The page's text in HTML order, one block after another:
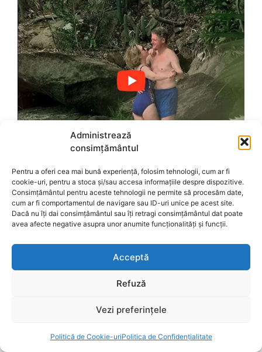
Administrează
consimțământul
Pentru a oferi cea mai bună experiență, folosim tehnologii, cum ar fi
cookie-uri, pentru a stoca și/sau accesa informațiile despre dispozitive.
Consimțământul pentru aceste tehnologii ne permite să procesăm date,
cum ar fi comportamentul de navigare sau ID-uri unice pe acest site.
Dacă nu îți dai consimțământul sau îți retragi consimțământul dat poate
avea afecte negative asupra unor anumite funcționalități și funcții.
Acceptă
Refuză
Vezi preferințele
Politică de Cookie-uriPolitica de Confidențialitate